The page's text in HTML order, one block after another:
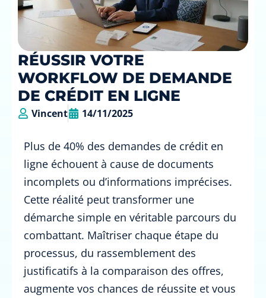
RÉUSSIR VOTRE
WORKFLOW DE DEMANDE
DE CRÉDIT EN LIGNE
Vincent 14/11/2025
Plus de 40% des demandes de crédit en
ligne échouent à cause de documents
incomplets ou d’informations imprécises.
Cette réalité peut transformer une
démarche simple en véritable parcours du
combattant. Maîtriser chaque étape du
processus, du rassemblement des
justificatifs à la comparaison des offres,
augmente vos chances de réussite et vous